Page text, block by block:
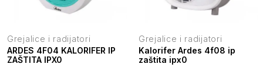
Grejalice i radijatori
ARDES 4F04 KALORIFER IP
ZAŠTITA IPX0
Grejalice i radijatori
Kalorifer Ardes 4f08 ip
zaštita ipx0